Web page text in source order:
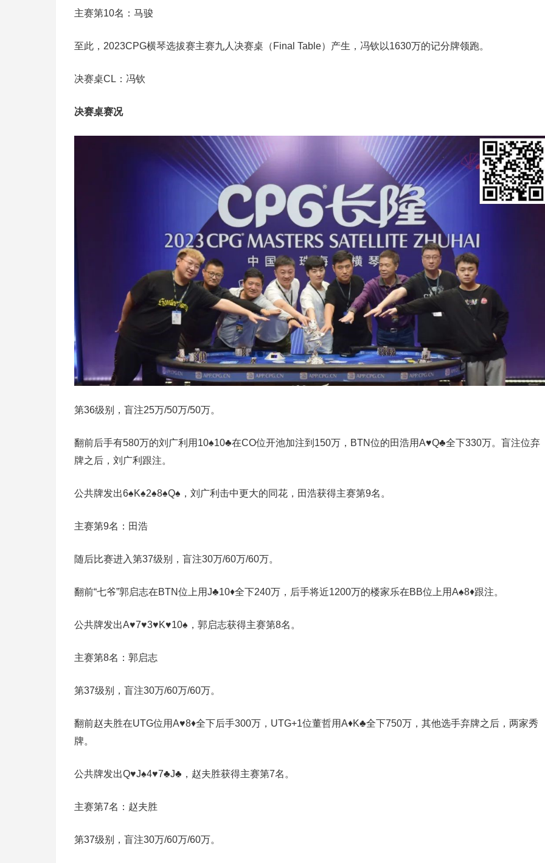
主赛第10名：马骏
至此，2023CPG横琴选拔赛主赛九人决赛桌（Final Table）产生，冯钦以1630万的记分牌领跑。
决赛桌CL：冯钦
决赛桌赛况
第36级别，盲注25万/50万/50万。
翻前后手有580万的刘广利用10♠10♣在CO位开池加注到150万，BTN位的田浩用A♥Q♣全下330万。盲注位弃
牌之后，刘广利跟注。
公共牌发出6♠K♠2♠8♠Q♠，刘广利击中更大的同花，田浩获得主赛第9名。
主赛第9名：田浩
随后比赛进入第37级别，盲注30万/60万/60万。
翻前“七爷”郭启志在BTN位上用J♣10♦全下240万，后手将近1200万的楼家乐在BB位上用A♠8♦跟注。
公共牌发出A♥7♥3♥K♥10♠，郭启志获得主赛第8名。
主赛第8名：郭启志
第37级别，盲注30万/60万/60万。
翻前赵夫胜在UTG位用A♥8♦全下后手300万，UTG+1位董哲用A♦K♣全下750万，其他选手弃牌之后，两家秀
牌。
公共牌发出Q♥J♠4♥7♣J♣，赵夫胜获得主赛第7名。
主赛第7名：赵夫胜
第37级别，盲注30万/60万/60万。